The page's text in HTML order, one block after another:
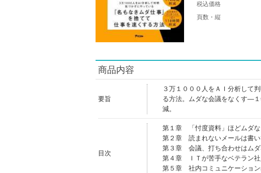
税込価格
頁数・縦
商品内容
要旨
３万１０００人をＡＩ分析して
る方法。ムダな会議をなくす―
減。
目次
第１章 「忖度資料」ほどムダな
第２章 読まれないメールは書い
第３章 会議、打ち合わせはムダ
第４章 ＩＴが苦手なベテラン社
第５章 社内コミュニケーショ